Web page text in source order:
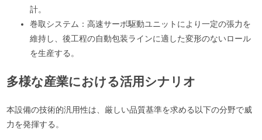
計。
巻取システム：高速サーボ駆動ユニットにより一定の張力を
維持し、後工程の自動包装ラインに適した変形のないロール
を生産する。
多様な産業における活用シナリオ
本設備の技術的汎用性は、厳しい品質基準を求める以下の分野で威
力を発揮する。